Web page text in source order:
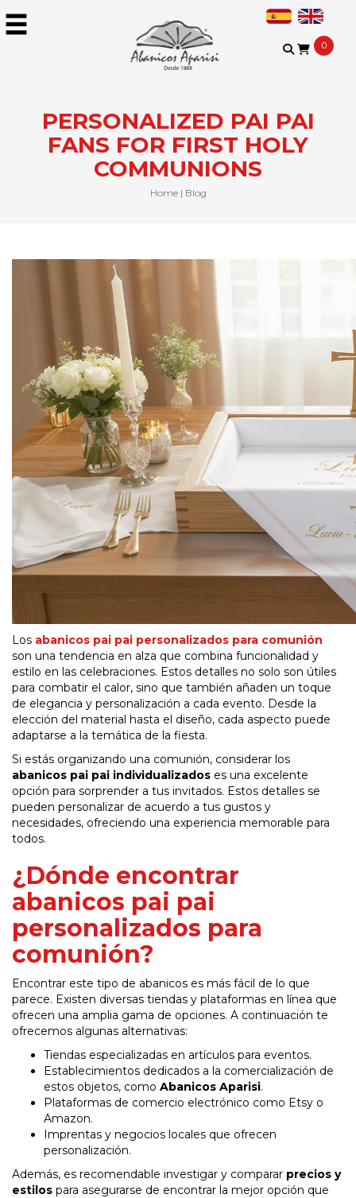
0
PERSONALIZED PAI PAI
FANS FOR FIRST HOLY
COMMUNIONS
Home| Blog
Los abanicos pai pai personalizados para comunión
son una tendencia en alza que combina funcionalidad y
estilo en las celebraciones. Estos detalles no solo son útiles
para combatir el calor, sino que también añaden un toque
de elegancia y personalización a cada evento. Desde la
elección del material hasta el diseño, cada aspecto puede
adaptarse a la temática de la fiesta.
Si estás organizando una comunión, considerar los
abanicos pai pai individualizados es una excelente
opción para sorprender a tus invitados. Estos detalles se
pueden personalizar de acuerdo a tus gustos y
necesidades, ofreciendo una experiencia memorable para
todos.
¿Dónde encontrar
abanicos pai pai
personalizados para
comunión?
Encontrar este tipo de abanicos es más fácil de lo que
parece. Existen diversas tiendas y plataformas en línea que
ofrecen una amplia gama de opciones. A continuación te
ofrecemos algunas alternativas:
Tiendas especializadas en artículos para eventos.
Establecimientos dedicados a la comercialización de
estos objetos, como Abanicos Aparisi.
Plataformas de comercio electrónico como Etsy o
Amazon.
Imprentas y negocios locales que ofrecen
personalización.
Además, es recomendable investigar y comparar precios y
estilos para asegurarse de encontrar la mejor opción que